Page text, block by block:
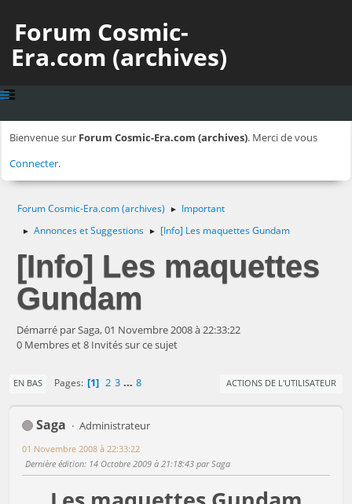
Forum Cosmic-
Era.com (archives)
Bienvenue sur Forum Cosmic-Era.com (archives). Merci de vous
Connecter.
Forum Cosmic-Era.com (archives) ► Important
► Annonces et Suggestions ► [Info] Les maquettes Gundam
[Info] Les maquettes
Gundam
Démarré par Saga, 01 Novembre 2008 à 22:33:22
0 Membres et 8 Invités sur ce sujet
EN BAS Pages 1 2 3 ... 8 ACTIONS DE L'UTILISATEUR
Saga Administrateur
01 Novembre 2008 à 22:33:22
Dernière édition: 14 Octobre 2009 à 21:18:43 par Saga